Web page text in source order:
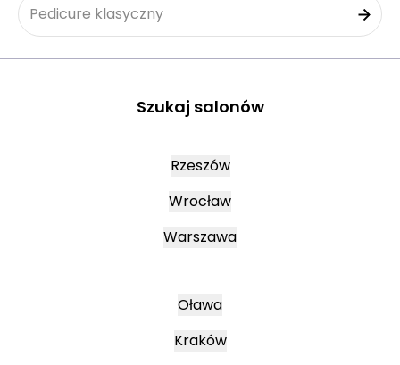
Pedicure klasyczny
Szukaj salonów
Rzeszów
Wrocław
Warszawa
Oława
Kraków